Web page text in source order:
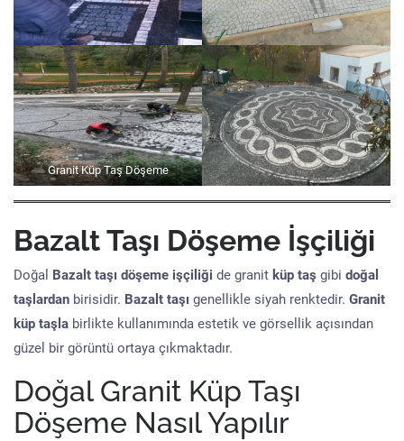
Granit Küp Taş Döşeme
Bazalt Taşı Döşeme İşçiliği
Doğal Bazalt taşı döşeme işçiliği de granit küp taş gibi doğal
taşlardan birisidir. Bazalt taşı genellikle siyah renktedir. Granit
küp taşla birlikte kullanımında estetik ve görsellik açısından
güzel bir görüntü ortaya çıkmaktadır.
Doğal Granit Küp Taşı
Döşeme Nasıl Yapılır